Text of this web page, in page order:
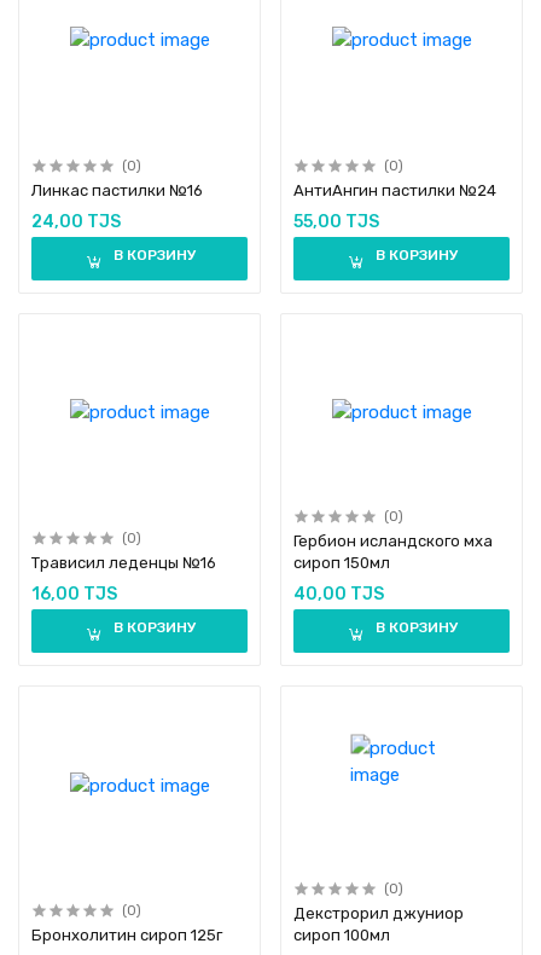
(0)
Линкас пастилки №16
24,00 TJS
В КОРЗИНУ
(0)
АнтиАнгин пастилки №24
55,00 TJS
В КОРЗИНУ
(0)
Трависил леденцы №16
16,00 TJS
В КОРЗИНУ
(0)
Гербион исландского мха
сироп 150мл
40,00 TJS
В КОРЗИНУ
(0)
Бронхолитин сироп 125г
(0)
Декстрорил джуниор
сироп 100мл